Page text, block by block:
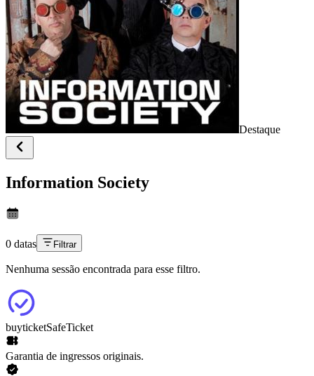
Destaque
Information Society
0 datas Filtrar
Nenhuma sessão encontrada para esse filtro.
buyticketSafeTicket
Garantia de ingressos originais.